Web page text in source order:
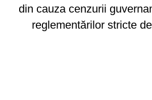
din cauza cenzurii
reglementărilor stricte